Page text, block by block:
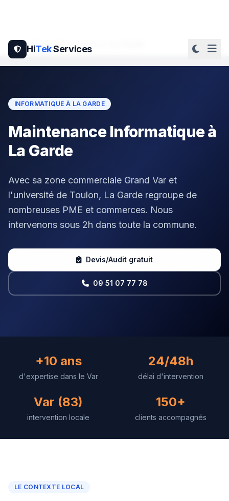
HiTekServices
Accueil Sécurité Informatique
INFORMATIQUE À LA GARDE
Maintenance Informatique à
La Garde
Avec sa zone commerciale Grand Var et
l'université de Toulon, La Garde regroupe de
nombreuses PME et commerces. Nous
intervenons sous 2h dans toute la commune.
Devis/Audit gratuit
09 51 07 77 78
+10 ans
d'expertise dans le Var
24/48h
délai d'intervention
Var (83)
intervention locale
150+
clients accompagnés
LE CONTEXTE LOCAL